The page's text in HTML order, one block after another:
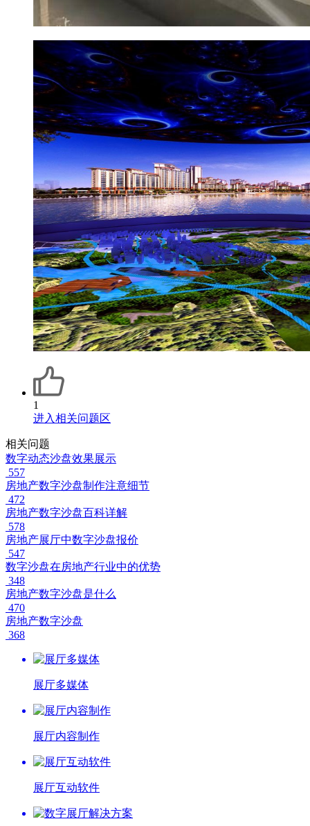
1
进入相关问题区
相关问题
数字动态沙盘效果展示
557
房地产数字沙盘制作注意细节
472
房地产数字沙盘百科详解
578
房地产展厅中数字沙盘报价
547
数字沙盘在房地产行业中的优势
348
房地产数字沙盘是什么
470
房地产数字沙盘
368
展厅多媒体
展厅内容制作
展厅互动软件